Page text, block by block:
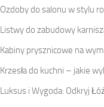
Ozdoby do salonu w stylu
Listwy do zabudowy
Kabiny prysznicowe na
Krzesła do kuchni – jakie
Luksus i Wygoda: Odkryj